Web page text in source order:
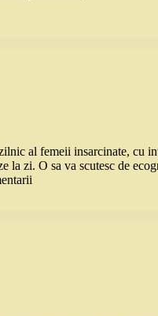
al femeii insarcinate, cu
la zi. O sa va scutesc de